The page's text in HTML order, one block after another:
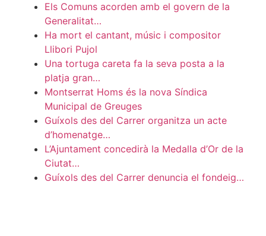
Els Comuns acorden amb el govern de la
Generalitat…
Ha mort el cantant, músic i compositor
Llibori Pujol
Una tortuga careta fa la seva posta a la
platja gran…
Montserrat Homs és la nova Síndica
Municipal de Greuges
Guíxols des del Carrer organitza un acte
d’homenatge…
L’Ajuntament concedirà la Medalla d’Or de la
Ciutat…
Guíxols des del Carrer denuncia el fondeig…